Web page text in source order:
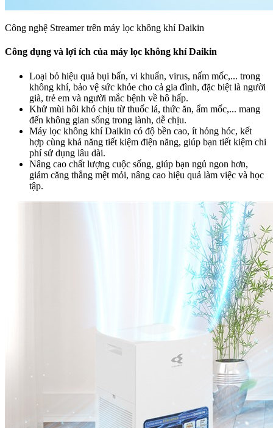
Công nghệ Streamer trên máy lọc không khí Daikin
Công dụng và lợi ích của máy lọc không khí Daikin
Loại bỏ hiệu quả bụi bẩn, vi khuẩn, virus, nấm mốc,... trong
không khí, bảo vệ sức khỏe cho cả gia đình, đặc biệt là người
già, trẻ em và người mắc bệnh về hô hấp.
Khử mùi hôi khó chịu từ thuốc lá, thức ăn, ẩm mốc,... mang
đến không gian sống trong lành, dễ chịu.
Máy lọc không khí Daikin có độ bền cao, ít hỏng hóc, kết
hợp cùng khả năng tiết kiệm điện năng, giúp bạn tiết kiệm chi
phí sử dụng lâu dài.
Nâng cao chất lượng cuộc sống, giúp bạn ngủ ngon hơn,
giảm căng thẳng mệt mỏi, nâng cao hiệu quả làm việc và học
tập.